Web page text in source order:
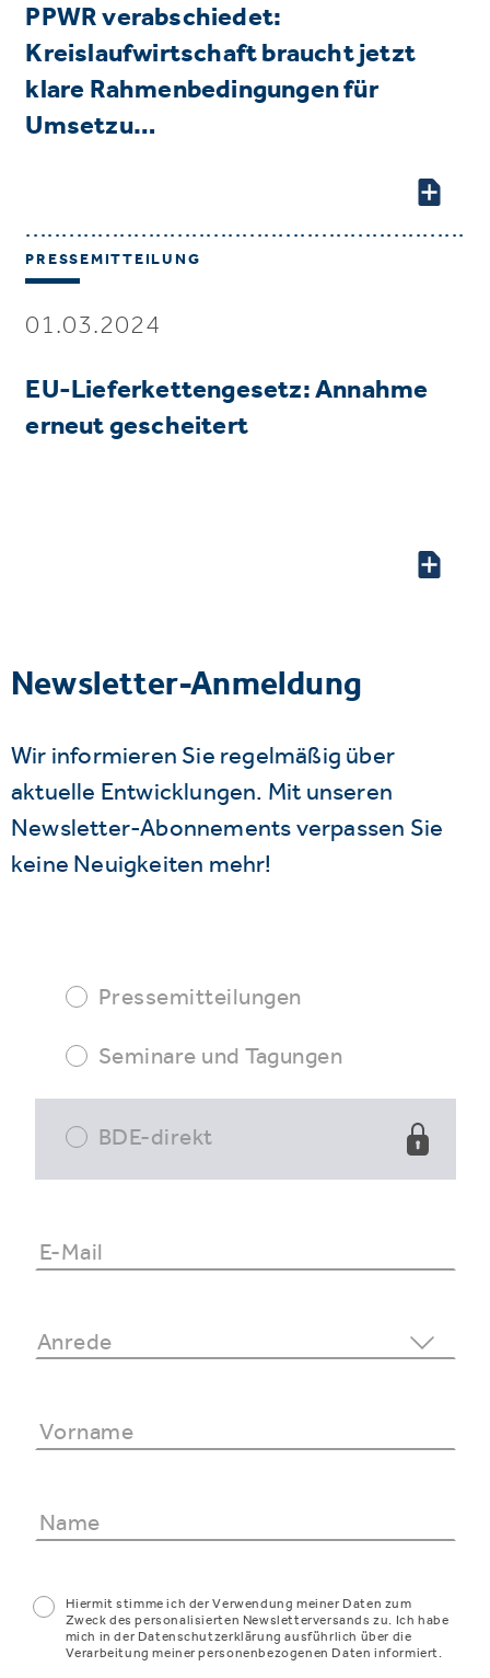
PPWR verabschiedet:
Kreislaufwirtschaft braucht jetzt
klare Rahmenbedingungen für
Umsetzu…
PRESSEMITTEILUNG
01.03.2024
EU-Lieferkettengesetz: Annahme
erneut gescheitert
Newsletter-Anmeldung
Wir informieren Sie regelmäßig über
aktuelle Entwicklungen. Mit unseren
Newsletter-Abonnements verpassen Sie
keine Neuigkeiten mehr!
Pressemitteilungen
Seminare und Tagungen
BDE-direkt
Hiermit stimme ich der Verwendung meiner Daten zum
Zweck des personalisierten Newsletterversands zu. Ich habe
mich in der Datenschutzerklärung ausführlich über die
Verarbeitung meiner personenbezogenen Daten informiert.